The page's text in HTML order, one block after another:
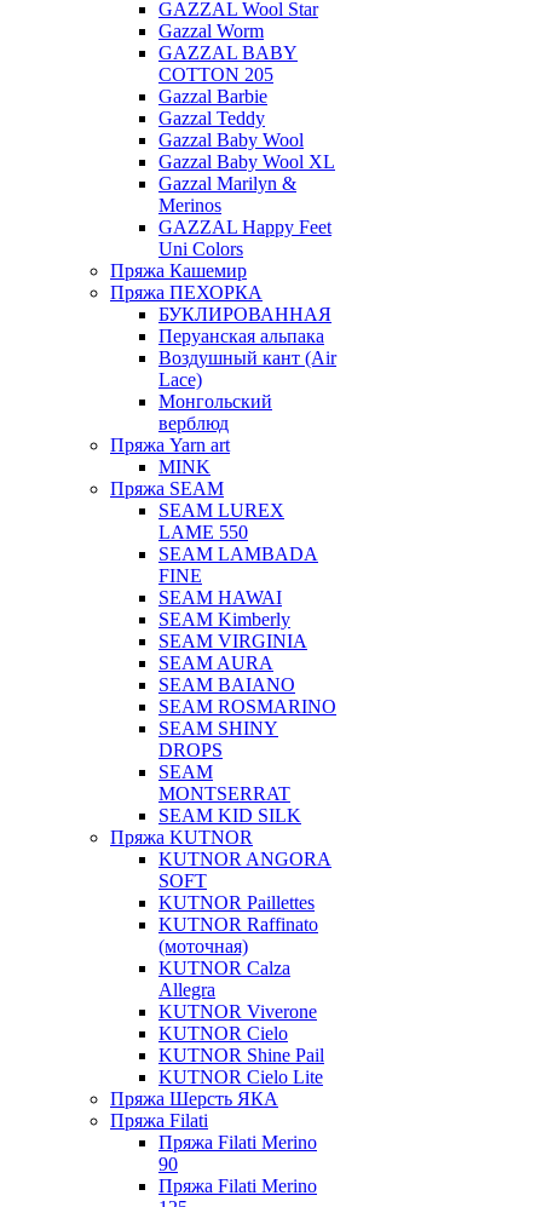
GAZZAL Wool Star
Gazzal Worm
GAZZAL BABY
COTTON 205
Gazzal Barbie
Gazzal Teddy
Gazzal Baby Wool
Gazzal Baby Wool XL
Gazzal Marilyn &
Merinos
GAZZAL Happy Feet
Uni Colors
Пряжа Кашемир
Пряжа ПЕХОРКА
БУКЛИРОВАННАЯ
Перуанская альпака
Воздушный кант (Air
Lace)
Монгольский
верблюд
Пряжа Yarn art
MINK
Пряжа SEAM
SEAM LUREX
LAME 550
SEAM LAMBADA
FINE
SEAM HAWAI
SEAM Kimberly
SEAM VIRGINIA
SEAM AURA
SEAM BAIANO
SEAM ROSMARINO
SEAM SHINY
DROPS
SEAM
MONTSERRAT
SEAM KID SILK
Пряжа KUTNOR
KUTNOR ANGORA
SOFT
KUTNOR Paillettes
KUTNOR Raffinato
(моточная)
KUTNOR Calza
Allegra
KUTNOR Viverone
KUTNOR Cielo
KUTNOR Shine Pail
KUTNOR Cielo Lite
Пряжа Шерсть ЯКА
Пряжа Filati
Пряжа Filati Merino
90
Пряжа Filati Merino